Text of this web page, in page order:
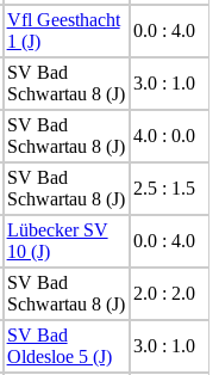
Vfl Geesthacht
1 (J)
0.0 : 4.0
SV Bad
Schwartau 8 (J)
3.0 : 1.0
SV Bad
Schwartau 8 (J)
4.0 : 0.0
SV Bad
Schwartau 8 (J)
2.5 : 1.5
Lübecker SV
10 (J)
0.0 : 4.0
SV Bad
Schwartau 8 (J)
2.0 : 2.0
SV Bad
Oldesloe 5 (J)
3.0 : 1.0